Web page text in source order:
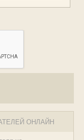
ОНЛАЙН